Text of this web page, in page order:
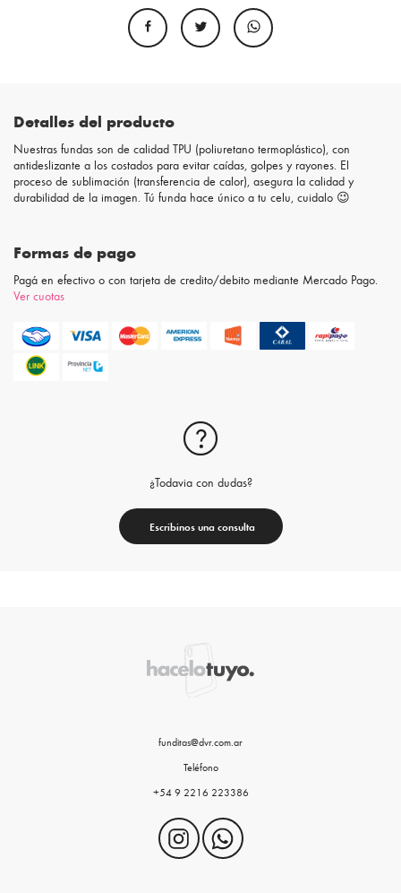
Detalles del producto
Nuestras fundas son de calidad TPU (poliuretano termoplástico), con
antideslizante a los costados para evitar caídas, golpes y rayones. El
proceso de sublimación (transferencia de calor), asegura la calidad y
durabilidad de la imagen. Tú funda hace único a tu celu, cuidalo 😉
Formas de pago
Pagá en efectivo o con tarjeta de credito/debito mediante Mercado Pago.
Ver cuotas
¿Todavia con dudas?
Escribinos una consulta
funditas@dvr.com.ar
Teléfono
+54 9 2216 223386